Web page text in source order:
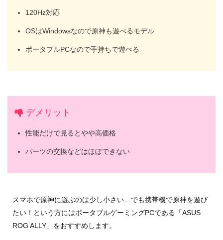
120Hz対応
OSはWindowsなので原神も遊べるモデル
ポータブルPCなので手持ちで遊べる
デメリット
性能だけで見るとやや高価格
パーツの交換などはほぼできない
スマホで原神に遊ぶのは少し小さい…でも携帯機で原神を遊び
たい！という方にはポータブルゲーミングPCである「ASUS
ROG ALLY」をおすすめします。